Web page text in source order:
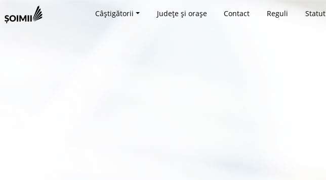
Câștigătorii Județe și orașe Contact Reguli Statut